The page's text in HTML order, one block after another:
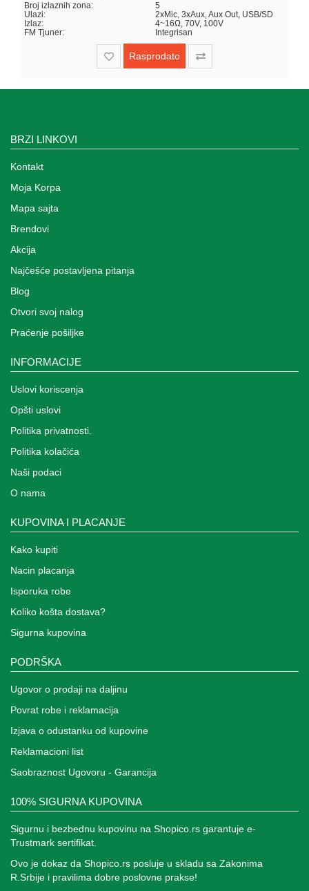
Broj izlaznih zona:
5
Ulazi:
2xMic, 3xAux, Aux Out, USB/SD
Izlaz:
4~16Ω, 70V, 100V
FM Tjuner:
Integrisan
Rasprodato
BRZI LINKOVI
Kontakt
Moja Korpa
Mapa sajta
Brendovi
Akcija
Najčešće postavljena pitanja
Blog
Otvori svoj nalog
Praćenje pošiljke
INFORMACIJE
Uslovi koriscenja
Opšti uslovi
Politika privatnosti.
Politika kolačića
Naši podaci
O nama
KUPOVINA I PLACANJE
Kako kupiti
Nacin placanja
Isporuka robe
Koliko košta dostava?
Sigurna kupovina
PODRŠKA
Ugovor o prodaji na daljinu
Povrat robe i reklamacija
Izjava o odustanku od kupovine
Reklamacioni list
Saobraznost Ugovoru - Garancija
100% SIGURNA KUPOVINA
Sigurnu i bezbednu kupovinu na Shopico.rs garantuje e-
Trustmark sertifikat.
Ovo je dokaz da Shopico.rs posluje u skladu sa Zakonima
R.Srbije i pravilima dobre poslovne prakse!